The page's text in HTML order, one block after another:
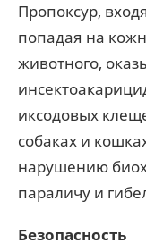
Пропоксур,
попадая на
животного,
иксодовых
собаках и
нарушению
параличу и
Безопасность